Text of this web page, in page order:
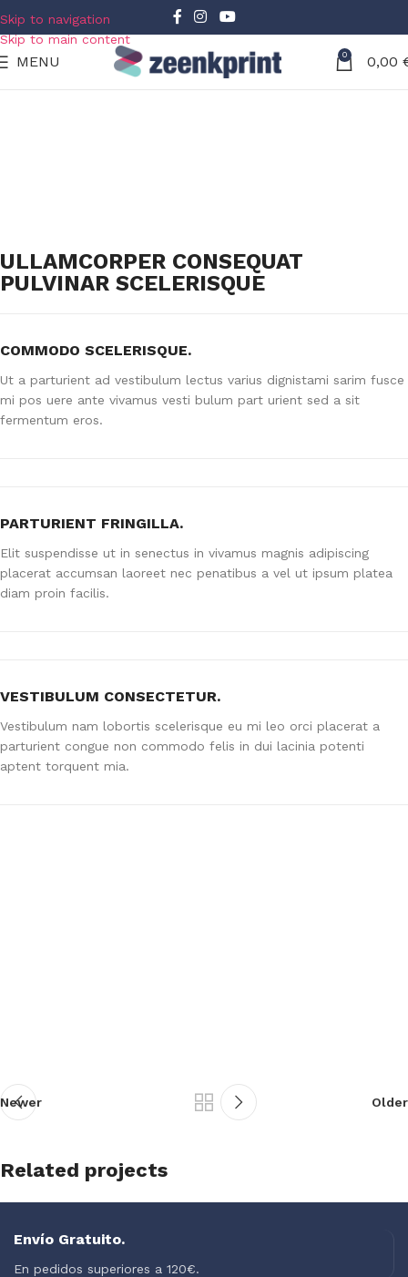
Skip to navigation
Skip to main content
MENU 0 0,00
ULLAMCORPER CONSEQUAT
PULVINAR SCELERISQUE
COMMODO SCELERISQUE.
Ut a parturient ad vestibulum lectus varius dignistami sarim fusce
mi pos uere ante vivamus vesti bulum part urient sed a sit
fermentum eros.
PARTURIENT FRINGILLA.
Elit suspendisse ut in senectus in vivamus magnis adipiscing
placerat accumsan laoreet nec penatibus a vel ut ipsum platea
diam proin facilis.
VESTIBULUM CONSECTETUR.
Vestibulum nam lobortis scelerisque eu mi leo orci placerat a
parturient congue non commodo felis in dui lacinia potenti
aptent torquent mia.
Newer Older
Related projects
Furniture
A lacus bibendum pulvinar
Envío Gratuito.
En pedidos superiores a 120€.